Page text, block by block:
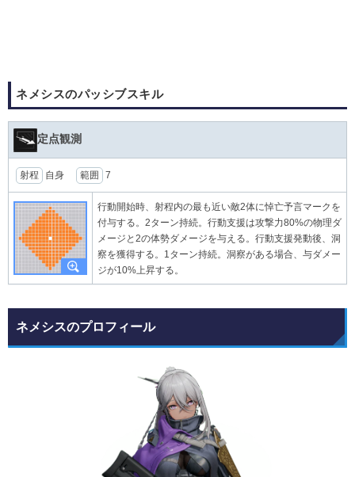
ネメシスのパッシブスキル
定点観測
射程 自身 範囲 7
行動開始時、射程内の最も近い敵2体に悼亡予言マークを
付与する。2ターン持続。行動支援は攻撃力80%の物理ダ
メージと2の体勢ダメージを与える。行動支援発動後、洞
察を獲得する。1ターン持続。洞察がある場合、与ダメー
ジが10%上昇する。
ネメシスのプロフィール